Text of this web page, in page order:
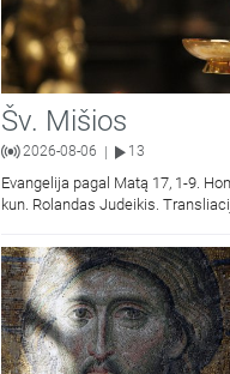
Šv. Mišios
2026-08-06 13
Evangelija pagal Matą 17, 1-9.
kun. Rolandas Judeikis.